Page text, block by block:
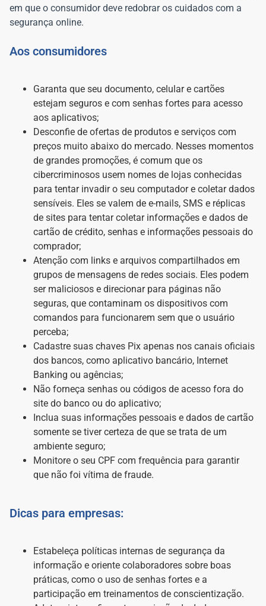
em que o consumidor deve redobrar os cuidados com a
segurança online.
Aos consumidores
Garanta que seu documento, celular e cartões
estejam seguros e com senhas fortes para acesso
aos aplicativos;
Desconfie de ofertas de produtos e serviços com
preços muito abaixo do mercado. Nesses momentos
de grandes promoções, é comum que os
cibercriminosos usem nomes de lojas conhecidas
para tentar invadir o seu computador e coletar dados
sensíveis. Eles se valem de e-mails, SMS e réplicas
de sites para tentar coletar informações e dados de
cartão de crédito, senhas e informações pessoais do
comprador;
Atenção com links e arquivos compartilhados em
grupos de mensagens de redes sociais. Eles podem
ser maliciosos e direcionar para páginas não
seguras, que contaminam os dispositivos com
comandos para funcionarem sem que o usuário
perceba;
Cadastre suas chaves Pix apenas nos canais oficiais
dos bancos, como aplicativo bancário, Internet
Banking ou agências;
Não forneça senhas ou códigos de acesso fora do
site do banco ou do aplicativo;
Inclua suas informações pessoais e dados de cartão
somente se tiver certeza de que se trata de um
ambiente seguro;
Monitore o seu CPF com frequência para garantir
que não foi vítima de fraude.
Dicas para empresas:
Estabeleça políticas internas de segurança da
informação e oriente colaboradores sobre boas
práticas, como o uso de senhas fortes e a
participação em treinamentos de conscientização.